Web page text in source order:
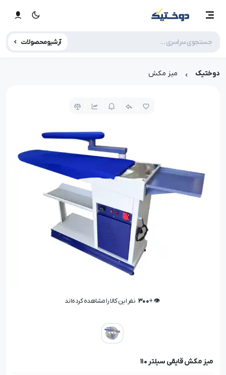
آرشیو محصولات
دوختیک میز مکش
👁️ +
300 نفر این کالا را مشاهده کرده‌اند
میز مکش قایقی سیلتر 110